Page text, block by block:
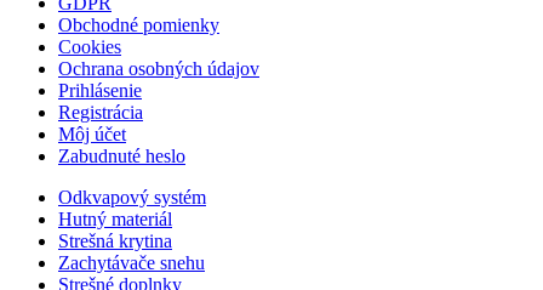
Obchodné pomienky
Cookies
Ochrana osobných údajov
Prihlásenie
Registrácia
Môj účet
Zabudnuté heslo
Odkvapový systém
Hutný materiál
Strešná krytina
Zachytávače snehu
Strešné doplnky